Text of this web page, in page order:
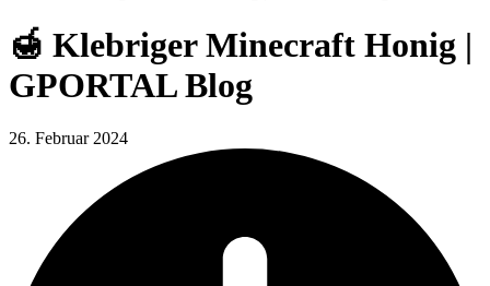
🍯 Klebriger Minecraft Honig |
GPORTAL Blog
26. Februar 2024